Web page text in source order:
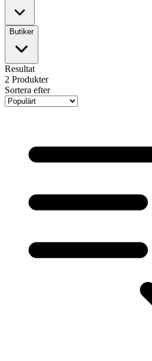
Butiker
Resultat
2 Produkter
Sortera efter